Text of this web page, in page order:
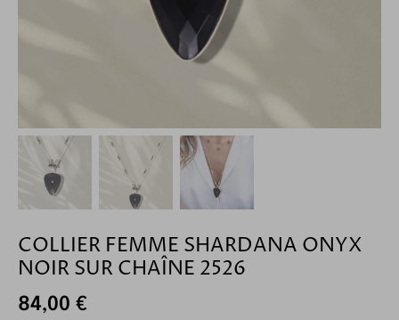
COLLIER FEMME SHARDANA ONYX
NOIR SUR CHAÎNE 2526
84,00 €